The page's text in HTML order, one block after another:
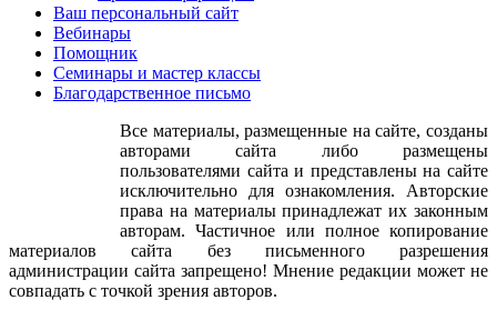
сегодня узнали о весне, о чём мы говорили.-На улице стало
тепло. Снег растаял. Солнышко светит ярко. Зеленеет травка и
даже листочки скоро покинут свои домики и будут нас
радовать. –Ребята, а птички рады приходу весны?-Да.-А
давайте поиграем в игру, она называется «Вороны». Вороны
стоят "стайкой" и подражают всем движениям взрослого,
который поет или говорит нараспев: Вот под елочкой
зеленойСкачут весело вороны«Кар-кар-кар»Целый день они
кричалиСпать ребятам не давали«Кар-кар-кар»(Дети бегают
по комнате, размахивают ручками, как крыльями.) Только к
ночи умолкаютСпят вороны, отдыхают«Кар-кар-кар»(Садятся
на корточки, ручки под щечку - "засыпают".)
Ваш персональный сайт
Вебинары
Помощник
Семинары и мастер классы
Благодарственное письмо
Все материалы, размещенные на сайте, созданы
авторами сайта либо размещены
пользователями сайта и представлены на сайте
исключительно для ознакомления. Авторские
права на материалы принадлежат их законным
авторам. Частичное или полное копирование
материалов сайта без письменного разрешения
администрации сайта запрещено! Мнение редакции может не
совпадать с точкой зрения авторов.